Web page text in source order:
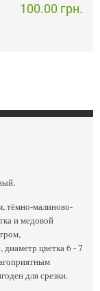
100.00 грн.
тёмно-малиново-
и медовой
диаметр цветка 6 - 7
для срезки.